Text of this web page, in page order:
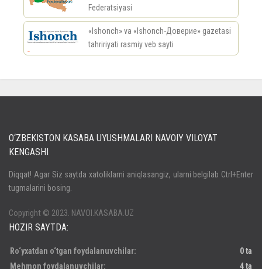
Federatsiyasi
«Ishonch» va «Ishonch-Доверие» gazetasi
tahririyati rasmiy veb sayti
Паролни унутдингизми?
O‘ZBEKISTON KASABA UYUSHMALARI NAVOIY VILOYAT
KENGASHI
Diqqat! Agar Siz saytda xatoliklarni aniqlasangiz, ularni belgilab Ctrl+Enter
tugmalarini bosing.
Copyright © 2023. NAVOI.KASABA.UZ
HOZIR SAYTDA:
Ro‘yxatdan o‘tgan foydalanuvchilar:
0 ta
Mehmon foydalanuvchilar:
4 ta